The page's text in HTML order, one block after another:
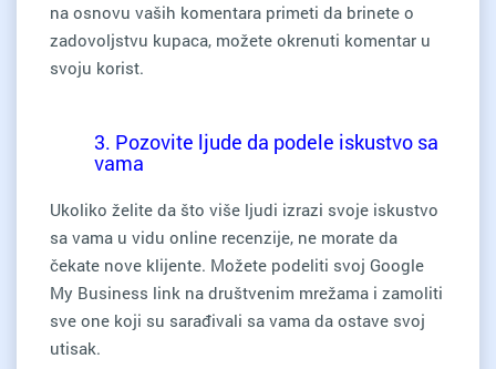
na osnovu vaših komentara primeti da brinete o
zadovoljstvu kupaca, možete okrenuti komentar u
svoju korist.
3. Pozovite ljude da podele iskustvo sa
vama
Ukoliko želite da što više ljudi izrazi svoje iskustvo
sa vama u vidu online recenzije, ne morate da
čekate nove klijente. Možete podeliti svoj Google
My Business link na društvenim mrežama i zamoliti
sve one koji su sarađivali sa vama da ostave svoj
utisak.